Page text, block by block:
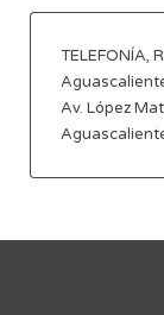
TELEFONÍA,
Av. López